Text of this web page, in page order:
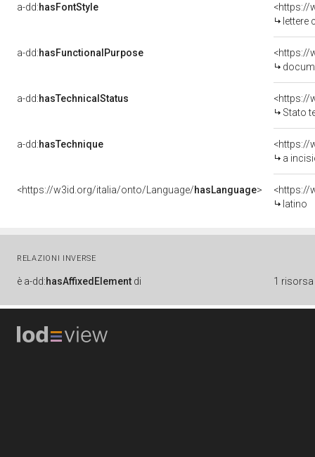
a-dd:hasFontStyle
<https://
lettere
a-dd:hasFunctionalPurpose
<https://
a-dd:hasTechnicalStatus
Stato
a-dd:hasTechnique
<https://
a
<https://w3id.org/italia/onto/Language/hasLanguage>
<https://
latino
RELAZIONI INVERSE
è a-dd:hasAffixedElement di 1 risorsa